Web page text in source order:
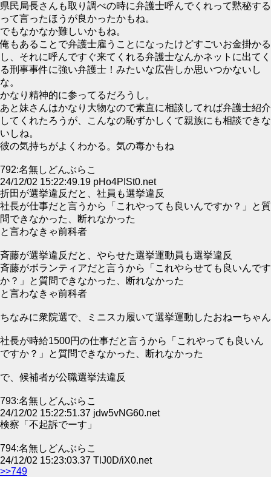
県民局長さんも取り調べの時に弁護士呼んでくれって黙秘する
って言ったほうが良かったかもね。
でもなかなか難しいかもね。
俺もあることで弁護士雇うことになったけどすごいお金掛かる
し、それに呼んですぐ来てくれる弁護士なんかネットに出てく
る刑事事件に強い弁護士！みたいな広告しか思いつかないし
な。
かなり精神的に参ってるだろうし。
あと妹さんはかなり大物なので素直に相談してれば弁護士紹介
してくれたろうが、こんなの恥ずかしくて親族にも相談できな
いしね。
彼の気持ちがよくわかる。気の毒かもね
792:名無しどんぶらこ
24/12/02 15:22:49.19 pHo4PISt0.net
折田が選挙違反だと、社員も選挙違反
社長が仕事だと言うから「これやっても良いんですか？」と質
問できなかった、断れなかった
と言わなきゃ前科者
斉藤が選挙違反だと、やらせた選挙運動員も選挙違反
斉藤がボランティアだと言うから「これやらせても良いんです
か？」と質問できなかった、断れなかった
と言わなきゃ前科者
ちなみに衆院選で、ミニスカ履いて選挙運動したおねーちゃん
社長が時給1500円の仕事だと言うから「これやっても良いん
ですか？」と質問できなかった、断れなかった
で、候補者が公職選挙法違反
793:名無しどんぶらこ
24/12/02 15:22:51.37 jdw5vNG60.net
検察「不起訴でーす」
794:名無しどんぶらこ
24/12/02 15:23:03.37 TlJ0D/iX0.net
>>749